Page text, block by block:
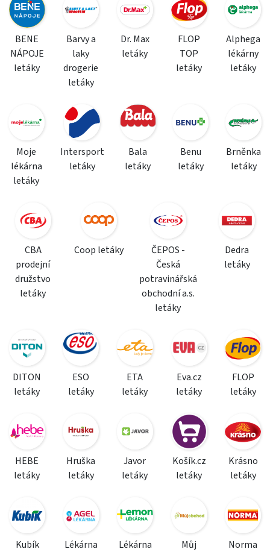
BENE
NÁPOJE
letáky
Barvy a
laky
drogerie
letáky
Dr. Max
letáky
FLOP
TOP
letáky
Alphega
lékárny
letáky
Moje
lékárna
letáky
Intersport
letáky
Bala
letáky
Benu
letáky
Brněnka
letáky
CBA
prodejní
družstvo
letáky
Coop letáky
ČEPOS -
Česká
potravinářská
obchodní a.s.
letáky
Dedra
letáky
DITON
letáky
ESO
letáky
ETA
letáky
Eva.cz
letáky
FLOP
letáky
HEBE
letáky
Hruška
letáky
Javor
letáky
Košík.cz
letáky
Krásno
letáky
Kubík
Lékárna
Lékárna
Můj
Norma